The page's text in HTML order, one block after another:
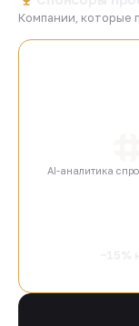
Компании, которые
AI-аналитика